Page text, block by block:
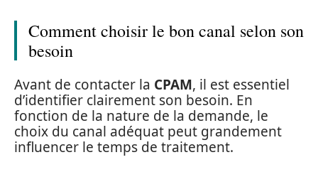
Comment choisir le bon canal selon son
besoin
Avant de contacter la CPAM, il est essentiel
d’identifier clairement son besoin. En
fonction de la nature de la demande, le
choix du canal adéquat peut grandement
influencer le temps de traitement.